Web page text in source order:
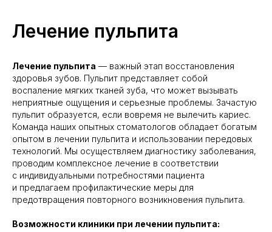
Лечение пульпита
Лечение пульпита — важный этап восстановления
здоровья зубов. Пульпит представляет собой
воспаление мягких тканей зуба, что может вызывать
неприятные ощущения и серьезные проблемы. Зачастую
пульпит образуется, если вовремя не вылечить кариес.
Команда наших опытных стоматологов обладает богатым
опытом в лечении пульпита и использовании передовых
технологий. Мы осуществляем диагностику заболевания,
проводим комплексное лечение в соответствии
с индивидуальными потребностями пациента
и предлагаем профилактические меры для
предотвращения повторного возникновения пульпита.
Возможности клиники при лечении пульпита: